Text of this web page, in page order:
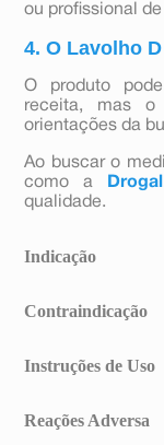
ou profissional de
4. O Lavolho
O produto
receita, mas o
orientações da
Ao buscar o
como a
Drogal
qualidade.
Indicação
olhos causadas
Contraindicação
- por
da pressão dentro
Instruções de Uso
ao dia.
Reações Adversa